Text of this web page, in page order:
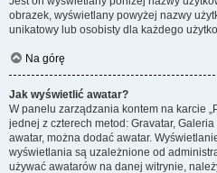
obrazek, wyświetlany powyżej nazwy
unikatowy lub osobisty dla każdego
Na górę
Jak wyświetlić awatar?
W panelu zarządzania kontem na karcie
jednej z czterech metod: Gravatar,
awatar, można dodać awatar.
wyświetlania są uzależnione od
używać awatarów na danej witrynie,